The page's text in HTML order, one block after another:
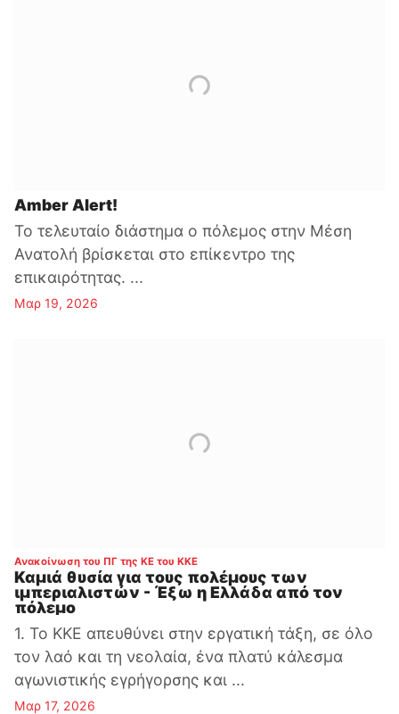
Amber Alert!
Το τελευταίο διάστημα ο πόλεμος στην Μέση
Ανατολή βρίσκεται στο επίκεντρο της
επικαιρότητας. ...
Μαρ 19, 2026
Ανακοίνωση του ΠΓ της ΚΕ του ΚΚΕ:
Καμιά θυσία για τους πολέμους των
ιμπεριαλιστών - Έξω η Ελλάδα από τον
πόλεμο
1. Το ΚΚΕ απευθύνει στην εργατική τάξη, σε όλο
τον λαό και τη νεολαία, ένα πλατύ κάλεσμα
αγωνιστικής εγρήγορσης και ...
Μαρ 17, 2026